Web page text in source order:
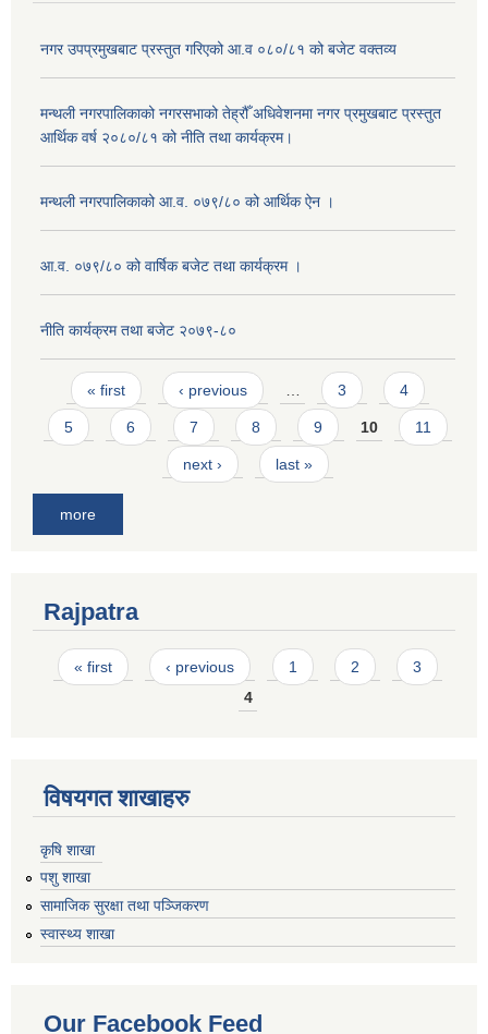
नगर उपप्रमुखबाट प्रस्तुत गरिएको आ.व ०८०/८१ को बजेट वक्तव्य
मन्थली नगरपालिकाको नगरसभाको तेह्रौँ अधिवेशनमा नगर प्रमुखबाट प्रस्तुत
आर्थिक वर्ष २०८०/८१ को नीति तथा कार्यक्रम।
मन्थली नगरपालिकाको आ.व. ०७९/८० को आर्थिक ऐन ।
आ.व. ०७९/८० को वार्षिक बजेट तथा कार्यक्रम ।
नीति कार्यक्रम तथा बजेट २०७९-८०
Pages
« first ‹ previous 3 4
5 6 7 8 9 10 11
next › last »
more
Rajpatra
Pages
« first ‹ previous 1 2
3
4
विषयगत शाखाहरु
कृषि शाखा
पशु शाखा
सामाजिक सुरक्षा तथा पञ्जिकरण
स्वास्थ्य शाखा
Our Facebook Feed